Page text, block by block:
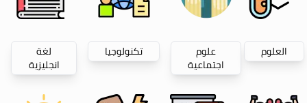
العلوم علوم
اجتماعية
تكنولوجيا لغة
انجليزية